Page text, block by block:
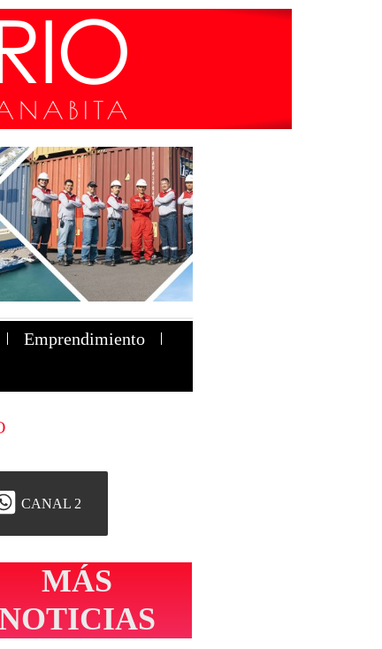
Emprendimiento
CANAL 2
MÁS